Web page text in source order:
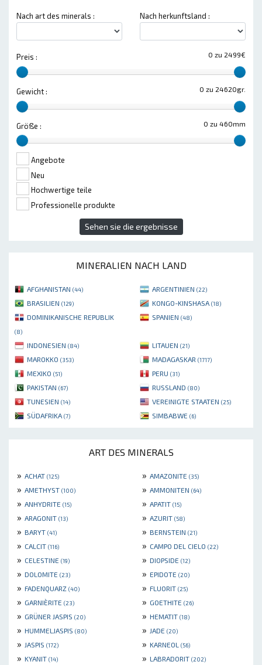
Nach art des minerals : Nach herkunftsland :
0 zu 2499€
Preis :
0 zu 24620gr.
Gewicht :
0 zu 460mm
Größe :
Angebote
Neu
Hochwertige teile
Professionelle produkte
Sehen sie die ergebnisse
MINERALIEN NACH LAND
AFGHANISTAN (44) ARGENTINIEN (22)
BRASILIEN (129) KONGO-KINSHASA (18)
DOMINIKANISCHE REPUBLIK
(8)
SPANIEN (48)
INDONESIEN (84) LITAUEN (21)
MAROKKO (353) MADAGASKAR (1717)
MEXIKO (51) PERU (31)
PAKISTAN (67) RUSSLAND (80)
TUNESIEN (14) VEREINIGTE STAATEN (25)
SÜDAFRIKA (7) SIMBABWE (6)
ART DES MINERALS
» ACHAT (125) » AMAZONITE (35)
» AMETHYST (100) » AMMONITEN (64)
» ANHYDRITE (15) » APATIT (15)
» ARAGONIT (13) » AZURIT (58)
» BARYT (41) » BERNSTEIN (21)
» CALCIT (116) » CAMPO DEL CIELO (22)
» CELESTINE (19) » DIOPSIDE (12)
» DOLOMITE (23) » EPIDOTE (20)
» FADENQUARZ (40) » FLUORIT (25)
» GARNIÈRITE (23) » GOETHITE (26)
» GRÜNER JASPIS (20) » HEMATIT (18)
» HUMMELJASPIS (80) » JADE (20)
» JASPIS (172) » KARNEOL (56)
» KYANIT (14) » LABRADORIT (202)